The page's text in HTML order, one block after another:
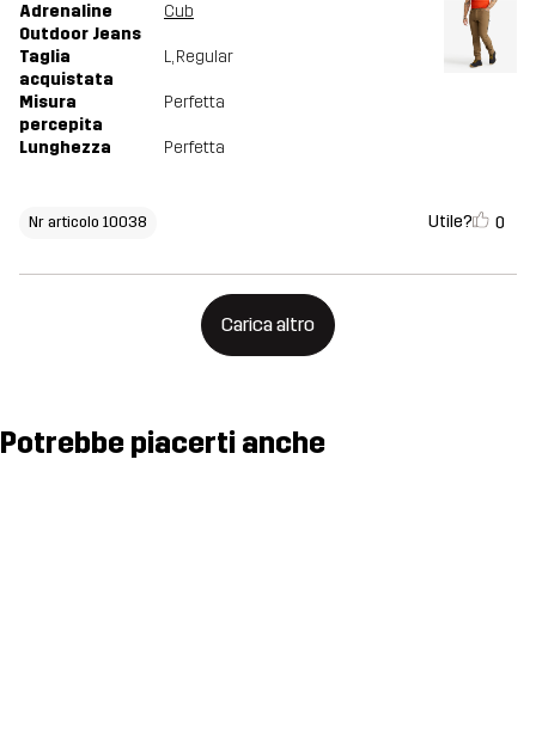
Adrenaline
Outdoor Jeans
Cub
Taglia
acquistata
L, Regular
Misura
percepita
Perfetta
Lunghezza Perfetta
Nr articolo 10038 Utile? 0
Carica altro
Potrebbe piacerti anche